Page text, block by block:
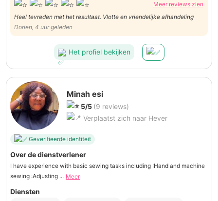
Meer reviews zien
Heel tevreden met het resultaat. Vlotte en vriendelijke afhandeling
Dorien, 4 uur geleden
Het profiel bekijken
Minah esi
5/5 (9 reviews)
Verplaatst zich naar Hever
Geverifieerde identiteit
Over de dienstverlener
I have experience with basic sewing tasks including :Hand and machine
sewing :Adjusting ... Meer
Diensten